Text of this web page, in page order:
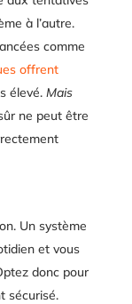
à l’autre.
comme
offrent
élevé. Mais
ne peut être
Un système
et vous
donc pour
sécurisé.